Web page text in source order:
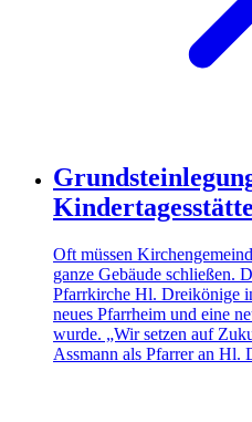
Oft müssen
ganze Gebäude schließen.
Pfarrkirche Hl. Dreikönige
neues Pfarrheim und eine
wurde. „Wir setzen auf
Assmann als Pfarrer an Hl.